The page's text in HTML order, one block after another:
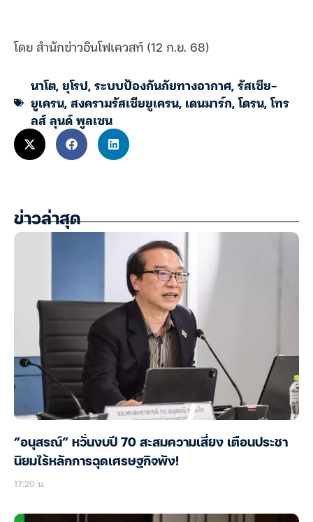
โดย สำนักข่าวอินโฟเควสท์ (12 ก.ย. 68)
นาโต,ยุโรป,ระบบป้องกันภัยทางอากาศ,รัสเซีย-
ยูเครน,สงครามรัสเซียยูเครน, เดนมาร์ก,โดรน,โทร
ลส์ ลุนด์ พูลเซน
ข่าวล่าสุด
“อนุสรณ์” หวั่นงบปี 70 สะสมความเสี่ยง เตือนประชา
นิยมไร้หลักการฉุดเศรษฐกิจพัง!
17:20 น.